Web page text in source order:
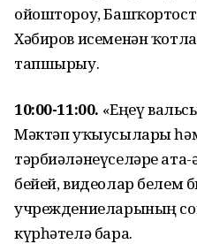
ойоштороу,
Хәбиров исеменән
тапшырыу.
10:00-11:00. «Еңеү
Мәктәп уҡыусылары
тәрбиәләнеүселәре
бейей, видеолар белем
учреждениеларының
күрһәтелә бара.